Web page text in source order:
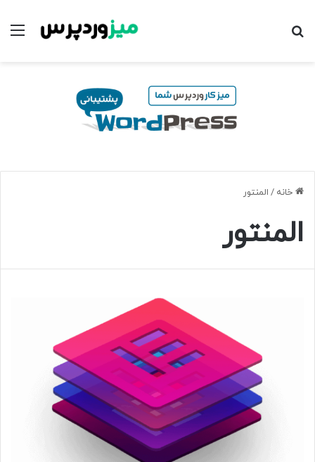
خانه / المنتور
المنتور